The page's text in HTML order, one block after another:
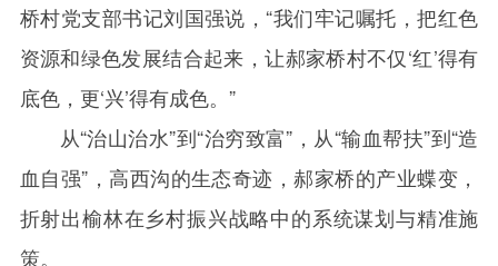
桥村党支部书记刘国强说，“我们牢记嘱托，把红色
资源和绿色发展结合起来，让郝家桥村不仅‘红’得有
底色，更‘兴’得有成色。”
从“治山治水”到“治穷致富”，从“输血帮扶”到“造
血自强”，高西沟的生态奇迹，郝家桥的产业蝶变，
折射出榆林在乡村振兴战略中的系统谋划与精准施
策。